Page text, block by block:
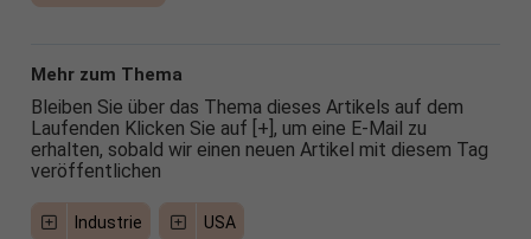
Mehr zum Thema
Bleiben Sie über das Thema dieses Artikels auf dem
Laufenden Klicken Sie auf [+], um eine E-Mail zu
erhalten, sobald wir einen neuen Artikel mit diesem Tag
veröffentlichen
Industrie USA